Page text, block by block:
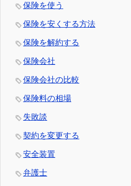
保険を使う
保険を安くする方法
保険を解約する
保険会社
保険会社の比較
保険料の相場
失敗談
契約を変更する
安全装置
弁護士